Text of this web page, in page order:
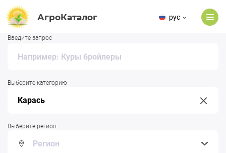
АгроКаталог рус
Введите запрос
Выберите категорию
Выберите регион